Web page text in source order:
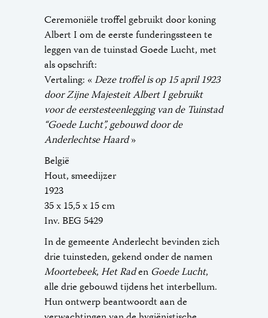
Ceremoniële troffel gebruikt door koning
Albert I om de eerste funderingssteen te
leggen van de tuinstad Goede Lucht, met
als opschrift:
Vertaling: «Deze troffel is op 15 april 1923
door Zijne Majesteit Albert I gebruikt
voor de eerstesteenlegging van de Tuinstad
“Goede Lucht”, gebouwd door de
Anderlechtse Haard»
België
Hout, smeedijzer
1923
35 x 15,5 x 15 cm
Inv. BEG 5429
In de gemeente Anderlecht bevinden zich
drie tuinsteden, gekend onder de namen
Moortebeek,Het Raden Goede Lucht,
alle drie gebouwd tijdens het interbellum.
Hun ontwerp beantwoordt aan de